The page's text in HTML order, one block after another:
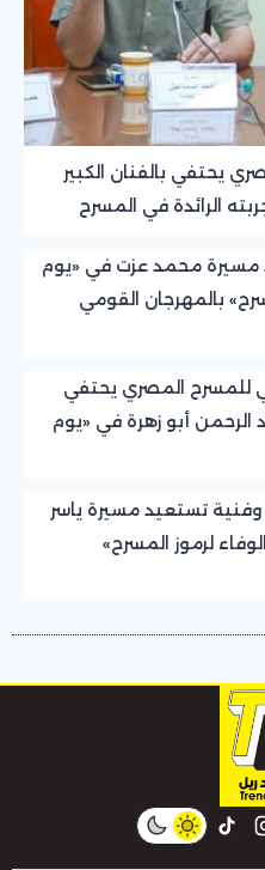
يحتفي بالفنان الكبير
الرائدة في المسرح
مسيرة محمد عزت في «يوم
بالمهرجان القومي
للمسرح المصري يحتفي
الرحمن أبو زهرة في «يوم
تستعيد مسيرة ياسر
لرموز المسرح»
tiktok